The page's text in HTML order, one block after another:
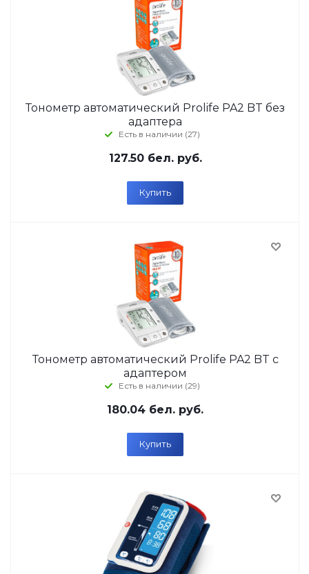
Тонометр автоматический Prolife PA2 BT без
адаптера
Есть в наличии (27)
127.50бел. руб.
Купить
Тонометр автоматический Prolife PA2 BT с
адаптером
Есть в наличии (29)
180.04 бел. руб.
Купить